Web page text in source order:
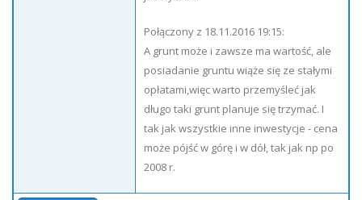
Połączony z 18.11.2016 19:15:
A grunt może i zawsze ma wartość, ale
posiadanie gruntu wiąże się ze stałymi
opłatami,więc warto przemyśleć jak
długo taki grunt planuje się trzymać. I
tak jak wszystkie inne inwestycje - cena
może pójść w górę i w dół, tak jak np po
2008 r.